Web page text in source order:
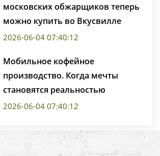
московских обжарщиков теперь
можно купить во Вкусвилле
2026-06-04 07:40:12
Мобильное кофейное
производство. Когда мечты
становятся реальностью
2026-06-04 07:40:12